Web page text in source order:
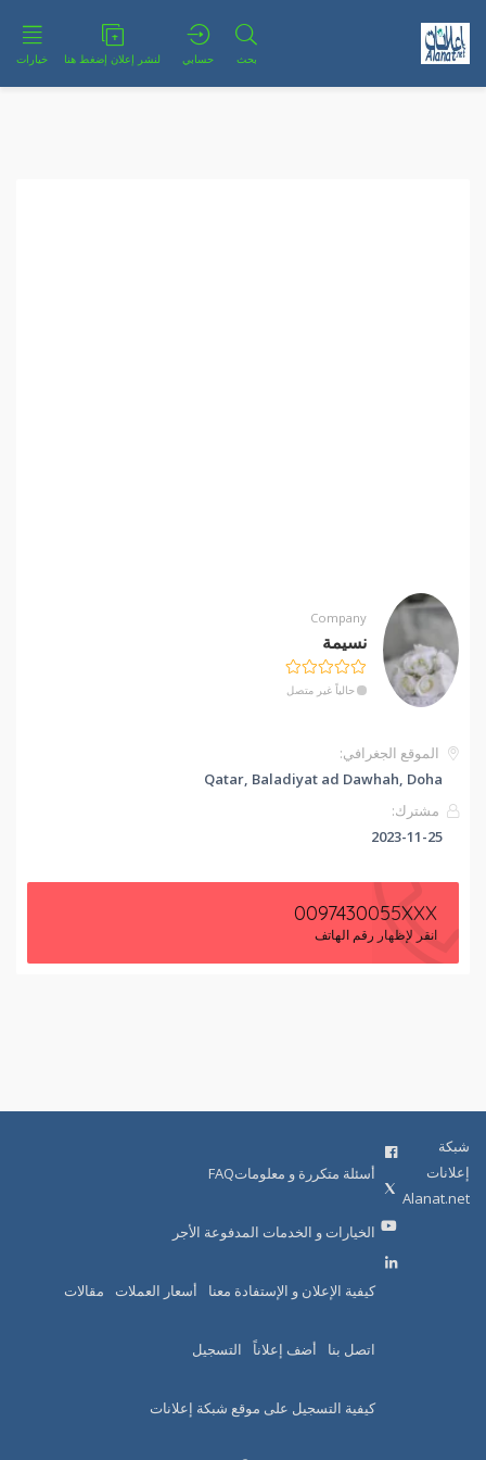
بحث حسابي لنشر إعلان إضغط هنا خيارات
Company
نسيمة
حالياً غير متصل
الموقع الجغرافي:
Qatar, Baladiyat ad Dawhah, Doha
مشترك:
2023-11-25
0097430055XXX
انقر لإظهار رقم الهاتف
شبكة
إعلانات
Alanat.net
أسئلة متكررة و معلوماتFAQ
الخيارات و الخدمات المدفوعة الأجر
كيفية الإعلان و الإستفادة معنا أسعار العملات مقالات
اتصل بنا أضف إعلاناً التسجيل
كيفية التسجيل على موقع شبكة إعلانات